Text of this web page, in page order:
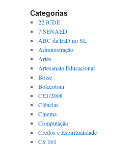
Categorias
22 ICDE
7 SENAED
ABC da EaD no SL
Administração
Artes
Artesanato Educacional
Boise
Botecotour
CE1/2008
Ciências
Cinema
Computação
Credos e Espiritualidade
CS 161